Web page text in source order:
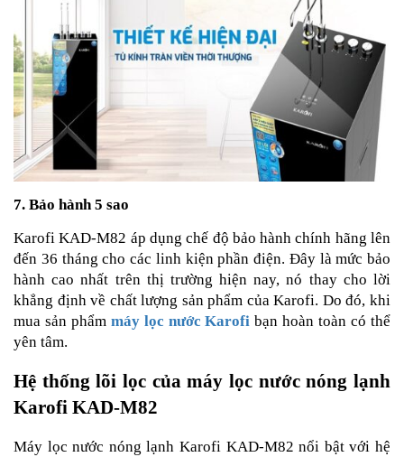
7. Bảo hành 5 sao
Karofi KAD-M82 áp dụng chế độ bảo hành chính hãng lên
đến 36 tháng cho các linh kiện phần điện. Đây là mức bảo
hành cao nhất trên thị trường hiện nay, nó thay cho lời
khẳng định về chất lượng sản phẩm của Karofi. Do đó, khi
mua sản phẩm máy lọc nước Karofi bạn hoàn toàn có thể
yên tâm.
Hệ thống lõi lọc của máy lọc nước nóng lạnh
Karofi KAD-M82
Máy lọc nước nóng lạnh Karofi KAD-M82 nổi bật với hệ